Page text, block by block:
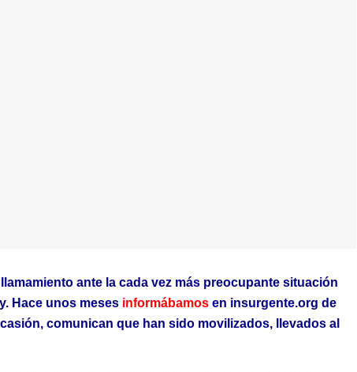
ante la cada vez más preocupante situación
Hace unos meses informábamos en insurgente.org de
comunican que han sido movilizados, llevados al